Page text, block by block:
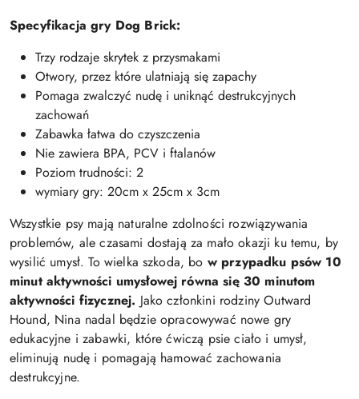
Specyfikacja gry Dog Brick:
Trzy rodzaje skrytek z przysmakami
Otwory, przez które ulatniają się zapachy
Pomaga zwalczyć nudę i uniknąć destrukcyjnych
zachowań
Zabawka łatwa do czyszczenia
Nie zawiera BPA, PCV i ftalanów
Poziom trudności: 2
wymiary gry: 20cm x 25cm x 3cm
Wszystkie psy mają naturalne zdolności rozwiązywania
problemów, ale czasami dostają za mało okazji ku temu, by
wysilić umysł. To wielka szkoda, bo w przypadku psów 10
minut aktywności umysłowej równa się 30 minutom
aktywności fizycznej. Jako członkini rodziny Outward
Hound, Nina nadal będzie opracowywać nowe gry
edukacyjne i zabawki, które ćwiczą psie ciało i umysł,
eliminują nudę i pomagają hamować zachowania
destrukcyjne.